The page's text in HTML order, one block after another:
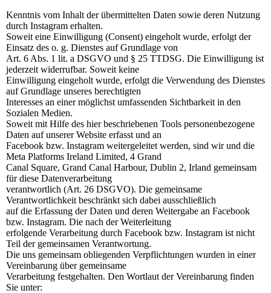
Kenntnis vom Inhalt der übermittelten Daten sowie deren Nutzung
durch Instagram erhalten.
Soweit eine Einwilligung (Consent) eingeholt wurde, erfolgt der
Einsatz des o. g. Dienstes auf Grundlage von
Art. 6 Abs. 1 lit. a DSGVO und § 25 TTDSG. Die Einwilligung ist
jederzeit widerrufbar. Soweit keine
Einwilligung eingeholt wurde, erfolgt die Verwendung des Dienstes
auf Grundlage unseres berechtigten
Interesses an einer möglichst umfassenden Sichtbarkeit in den
Sozialen Medien.
Soweit mit Hilfe des hier beschriebenen Tools personenbezogene
Daten auf unserer Website erfasst und an
Facebook bzw. Instagram weitergeleitet werden, sind wir und die
Meta Platforms Ireland Limited, 4 Grand
Canal Square, Grand Canal Harbour, Dublin 2, Irland gemeinsam
für diese Datenverarbeitung
verantwortlich (Art. 26 DSGVO). Die gemeinsame
Verantwortlichkeit beschränkt sich dabei ausschließlich
auf die Erfassung der Daten und deren Weitergabe an Facebook
bzw. Instagram. Die nach der Weiterleitung
erfolgende Verarbeitung durch Facebook bzw. Instagram ist nicht
Teil der gemeinsamen Verantwortung.
Die uns gemeinsam obliegenden Verpflichtungen wurden in einer
Vereinbarung über gemeinsame
Verarbeitung festgehalten. Den Wortlaut der Vereinbarung finden
Sie unter: